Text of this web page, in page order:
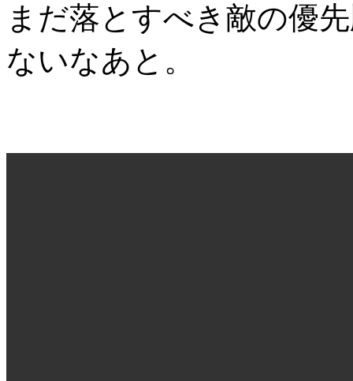
まだ落とすべき敵の優
ないなあと。